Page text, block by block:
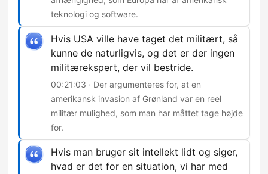
teknologi og software.
Hvis USA ville have taget det militært, så
kunne de naturligvis, og det er der ingen
militærekspert, der vil bestride.
00:21:03 · Der argumenteres for, at en
amerikansk invasion af Grønland var en reel
militær mulighed, som man har måttet tage højde
for.
Hvis man bruger sit intellekt lidt og siger,
hvad er det for en situation, vi har med